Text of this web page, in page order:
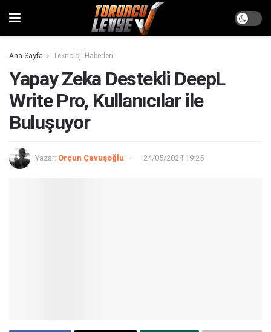
Ana Sayfa Teknoloji Haberleri
Yapay Zeka Destekli DeepL
Write Pro, Kullanıcılar ile
Buluşuyor
Yazar: Orçun Çavuşoğlu 24/05/2024 19:25